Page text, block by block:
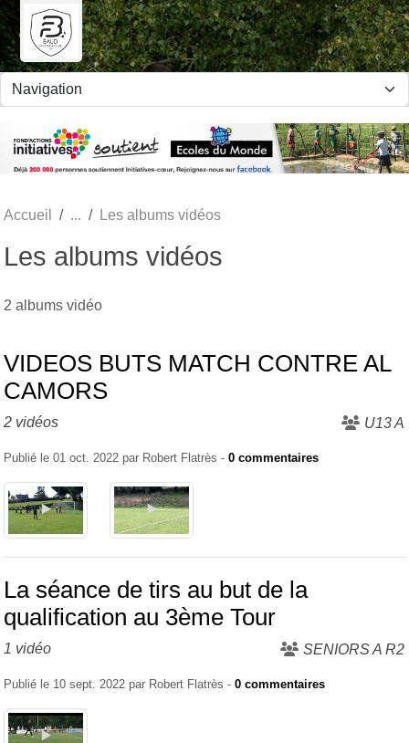
Accueil Les albums vidéos
Les albums vidéos
2 albums vidéo
VIDEOS BUTS MATCH CONTRE AL
CAMORS
2 vidéos U13 A
Publié le 01 oct. 2022 par Robert Flatrès - 0 commentaires
La séance de tirs au but de la
qualification au 3ème Tour
1 vidéo SENIORS A R2
Publié le 10 sept. 2022 par Robert Flatrès - 0 commentaires
Panneau de gestion des cookies